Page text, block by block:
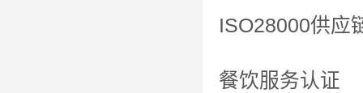
ISO28000供应
餐饮服务认证